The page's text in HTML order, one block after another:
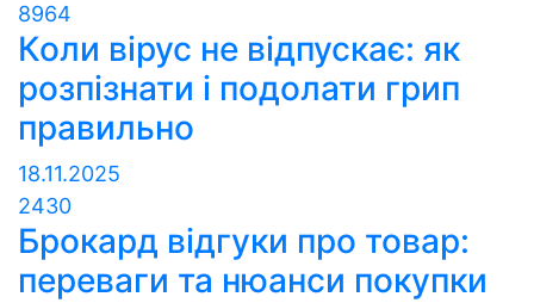
8964
Коли вірус не відпускає: як
розпізнати і подолати грип
правильно
18.11.2025
2430
Брокард відгуки про товар:
переваги та нюанси покупки